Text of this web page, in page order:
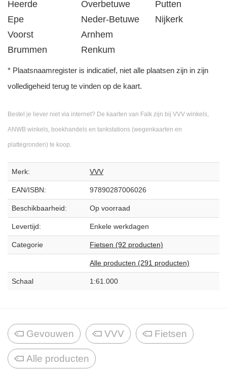
Heerde
Epe
Voorst
Brummen
Overbetuwe
Neder-Betuwe
Arnhem
Renkum
Putten
Nijkerk
* Plaatsnaamregister is indicatief, niet alle plaatsen zijn in zijn
volledigeheid terug te vinden op de kaart.
Bestel je liever niet via internet? De kaarten van Falk zijn bij VVV winkels,
ANWB winkels, boekhandels en tankstations (wegenkaarten en
plattegronden) te koop.
Merk: VVV
EAN/ISBN: 97890287006026
Beschikbaarheid: Op voorraad
Levertijd: Enkele werkdagen
Categorie Fietsen (92 producten)
Alle producten (291 producten)
Schaal 1:61.000
Gevouwen VVV Fietsen
Alle producten